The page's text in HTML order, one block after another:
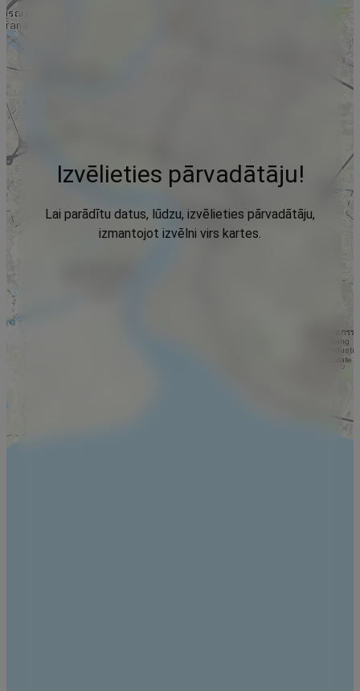
Izvēlieties pārvadātāju!
Lai parādītu datus, lūdzu, izvēlieties pārvadātāju,
izmantojot izvēlni virs kartes.